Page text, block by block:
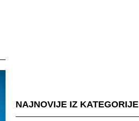
NAJNOVIJE IZ KATEGORIJE